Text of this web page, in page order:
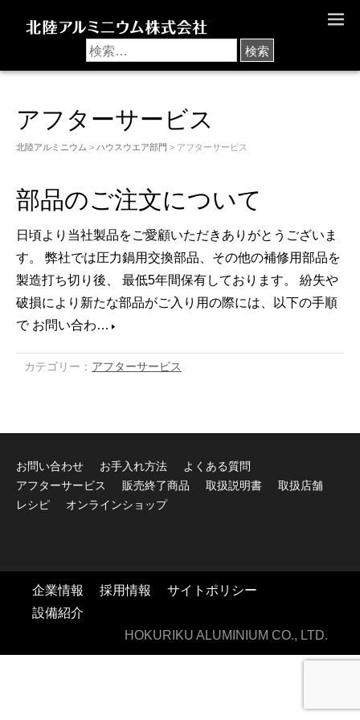
U
アフターサービス
北陸アルミニウム > ハウスウエア部門 > アフターサービス
部品のご注文について
日頃より当社製品をご愛顧いただきありがとうございま
す。 弊社では圧力鍋用交換部品、その他の補修用部品を
製造打ち切り後、 最低5年間保有しております。 紛失や
破損により新たな部品がご入り用の際には、以下の手順
で お問い合わ…
カテゴリー： アフターサービス
お問い合わせ お手入れ方法
よくある質問
アフターサービス
販売終了商品 取扱説明書
取扱店舗
レシピ
オンラインショップ
企業情報 採用情報
サイトポリシー
設備紹介
HOKURIKU ALUMINIUM CO., LTD.